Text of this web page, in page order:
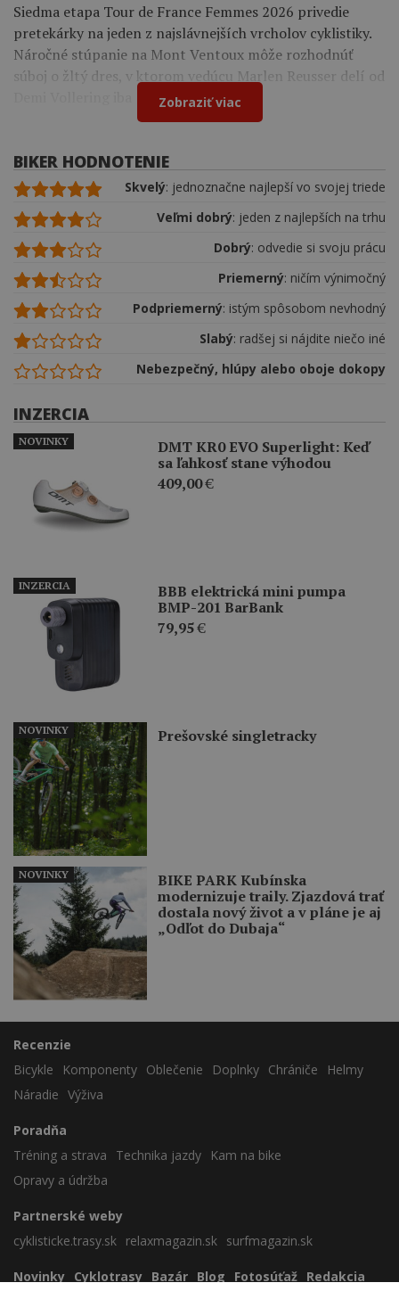
Siedma etapa Tour de France Femmes 2026 privedie
pretekárky na jeden z najslávnejších vrcholov cyklistiky.
Náročné stúpanie na Mont Ventoux môže rozhodnúť
súboj o žltý dres, v ktorom vedúcu Marlen Reusser delí od
Demi Vollering iba 12 sekúnd.
Zobraziť viac
BIKER HODNOTENIE
Skvelý: jednoznačne najlepší vo svojej triede
Veľmi dobrý: jeden z najlepších na trhu
Dobrý: odvedie si svoju prácu
Priemerný: ničím výnimočný
Podpriemerný: istým spôsobom nevhodný
Slabý: radšej si nájdite niečo iné
Nebezpečný, hlúpy alebo oboje dokopy
INZERCIA
DMT KR0 EVO Superlight: Keď
sa ľahkosť stane výhodou
409,00€
NOVINKY
BBB elektrická mini pumpa
BMP-201 BarBank
79,95€
INZERCIA
Prešovské singletracky
NOVINKY
BIKE PARK Kubínska
modernizuje traily. Zjazdová trať
dostala nový život a v pláne je aj
„Odľot do Dubaja“
NOVINKY
Recenzie
Bicykle
Komponenty Oblečenie Doplnky Chrániče
Helmy
Náradie Výživa
Poradňa
Tréning a strava
Technika jazdy
Kam na bike
Opravy a údržba
Partnerské weby
cyklisticke.trasy.sk relaxmagazin.sk surfmagazin.sk
Novinky Cyklotrasy Bazár Blog Fotosúťaž Redakcia